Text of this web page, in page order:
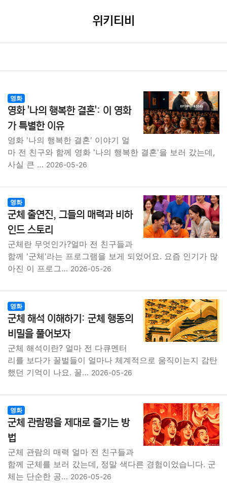
위키티비
영화
영화 '나의 행복한 결혼': 이 영화
가 특별한 이유
영화 '나의 행복한 결혼' 이야기 얼
마 전 친구와 함께 영화 '나의 행복한 결혼'을 보러 갔는데,
사실 큰 … 2026-05-26
영화
군체 출연진, 그들의 매력과 비하
인드 스토리
군체란 무엇인가?얼마 전 친구들과
함께 '군체'라는 프로그램을 보게 되었어요. 요즘 인기가 많
아진 이 프로그… 2026-05-26
영화
군체 해석 이해하기: 군체 행동의
비밀을 풀어보자
군체 해석이란? 얼마 전 다큐멘터
리를 보다가 꿀벌들이 얼마나 체계적으로 움직이는지 감탄
했던 기억이 나요. 꿀… 2026-05-26
영화
군체 관람평을 제대로 즐기는 방
법
군체 관람의 매력 얼마 전 친구들과
함께 군체를 보러 갔는데, 정말 색다른 경험이었습니다. 군
체는 단순한 공… 2026-05-26